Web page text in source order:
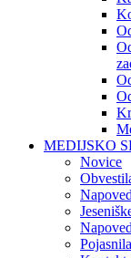
MEDIJSKO
Novice